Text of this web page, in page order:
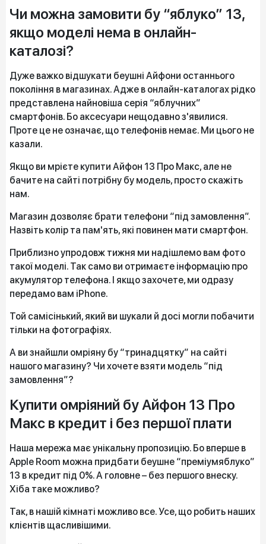
Чи можна замовити бу “яблуко” 13,
якщо моделі нема в онлайн-
каталозі?
Дуже важко відшукати беушні Айфони останнього
покоління в магазинах. Адже в онлайн-каталогах рідко
представлена найновіша серія “яблучних”
смартфонів. Бо аксесуари нещодавно з'явилися.
Проте це не означає, що телефонів немає. Ми цього не
казали.
Якщо ви мрієте купити Айфон 13 Про Макс, але не
бачите на сайті потрібну бу модель, просто скажіть
нам.
Магазин дозволяє брати телефони “під замовлення”.
Назвіть колір та пам'ять, які повинен мати смартфон.
Приблизно упродовж тижня ми надішлемо вам фото
такої моделі. Так само ви отримаєте інформацію про
акумулятор телефона. І якщо захочете, ми одразу
передамо вам iPhone.
Той самісінький, який ви шукали й досі могли побачити
тільки на фотографіях.
А ви знайшли омріяну бу “тринадцятку” на сайті
нашого магазину? Чи хочете взяти модель “під
замовлення”?
Купити омріяний бу Айфон 13 Про
Макс в кредит і без першої плати
Наша мережа має унікальну пропозицію. Бо вперше в
Apple Room можна придбати беушне “преміумяблуко”
13 в кредит під 0%. А головне – без першого внеску.
Хіба таке можливо?
Так, в нашій кімнаті можливо все. Усе, що робить наших
клієнтів щасливішими.